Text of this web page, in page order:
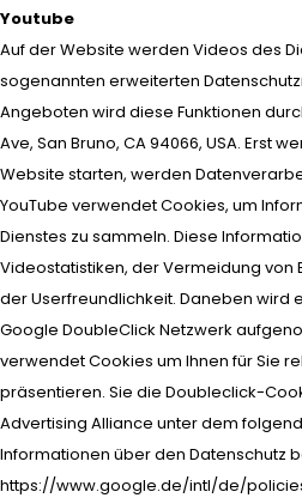
Youtube
Auf der Website werden Videos des
sogenannten erweiterten
Angeboten wird diese Funktionen
Ave, San Bruno, CA 94066, USA. Erst
Website starten, werden
YouTube verwendet Cookies, um
Dienstes zu sammeln. Diese
Videostatistiken, der Vermeidung von
der Userfreundlichkeit. Daneben wird
Google DoubleClick Netzwerk
verwendet Cookies um Ihnen für Sie
präsentieren. Sie die Doubleclick-
Advertising Alliance unter dem
Informationen über den Datenschutz
https://www.google.de/intl/de/